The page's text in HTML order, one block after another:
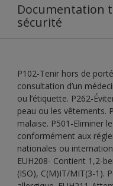
Documentation
sécurité
P102-Tenir hors de
consultation d’un
ou l’étiquette. P262-
peau ou les vêtements.
malaise. P501-Eliminer
conformément aux
nationales ou
EUH208- Contient 1,2-
(ISO), C(M)IT/MIT(3-1).